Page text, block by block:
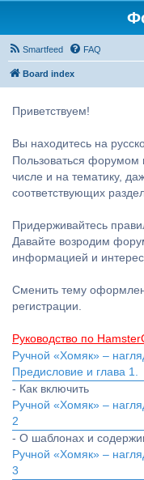
Smartfeed FAQ
Board index
Приветствуем!
Вы находитесь на
Пользоваться
числе и на тематику,
соответствующих
Придерживайтесь
Давайте возродим
информацией и
Сменить тему
регистрации.
Руководство по
Ручной «Хомяк» –
Предисловие и глава 1.
- Как включить
Ручной «Хомяк» –
2
- О шаблонах и
Ручной «Хомяк» –
3